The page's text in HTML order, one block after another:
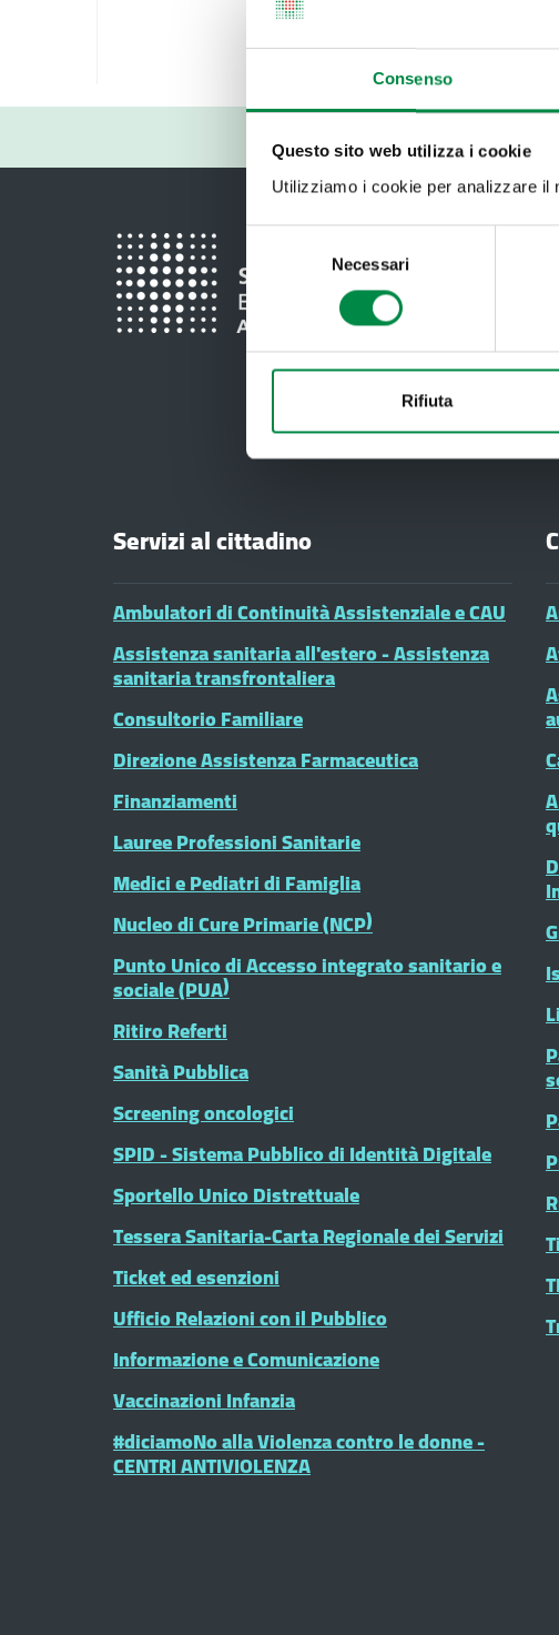
Consenso
Questo sito web utilizza i cookie
Utilizziamo i cookie per analizzare il
del
consenso
Necessari
Rifiuta
Servizi al cittadino
Ambulatori di Continuità Assistenziale e CAU
Assistenza sanitaria all'estero - Assistenza
sanitaria transfrontaliera
Consultorio Familiare
Direzione Assistenza Farmaceutica
Finanziamenti
Lauree Professioni Sanitarie
Medici e Pediatri di Famiglia
Nucleo di Cure Primarie (NCP)
Punto Unico di Accesso integrato sanitario e
sociale (PUA)
Ritiro Referti
Sanità Pubblica
Screening oncologici
SPID - Sistema Pubblico di Identità Digitale
Sportello Unico Distrettuale
Tessera Sanitaria-Carta Regionale dei Servizi
Ticket ed esenzioni
Ufficio Relazioni con il Pubblico
Informazione e Comunicazione
Vaccinazioni Infanzia
#diciamoNo alla Violenza contro le donne -
CENTRI ANTIVIOLENZA